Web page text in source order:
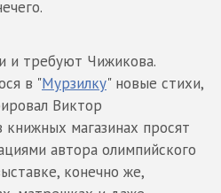
и требуют Чижикова.
в "Мурзилку" новые стихи,
Виктор
магазинах просят
автора олимпийского
конечно же,